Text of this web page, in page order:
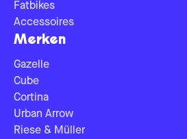
Fatbikes
Accessoires
Merken
Gazelle
Cube
Cortina
Urban Arrow
Riese & Müller